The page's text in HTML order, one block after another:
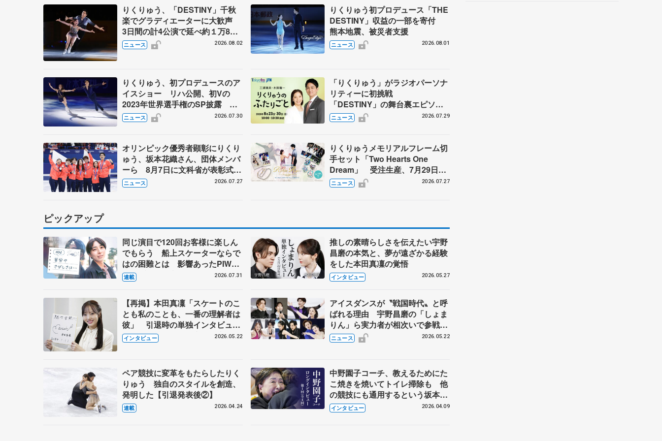
りくりゅう、「DESTINY」千秋
楽でグラディエーターに大歓声
3日間の計4公演で延べ約１万8千
人動員、三浦璃来さん感極まる
ニュース 2026.08.02
りくりゅう初プロデュース「THE
DESTINY」収益の一部を寄付
熊本地震、被災者支援
ニュース 2026.08.01
りくりゅう、初プロデュースのア
イスショー リハ公開、初Vの
2023年世界選手権のSP披露 ハ
ゼボロ、チョクベイら豪華メンバ
ーが来日
ニュース 2026.07.30
「りくりゅう」がラジオパーソナ
リティーに初挑戦
「DESTINY」の舞台裏エピソー
ドも
ニュース 2026.07.29
オリンピック優秀者顕彰にりくり
ゅう、坂本花織さん、団体メンバ
ーら 8月7日に文科省が表彰式、
ブルーノ・マルコット、中野園子
らコーチも
ニュース 2026.07.27
りくりゅうメモリアルフレーム切
手セット「Two Hearts One
Dream」 受注生産、7月29日受
け付け開始
ニュース 2026.07.27
ピックアップ
同じ演目で120回お客様に楽しん
でもらう 船上スケーターならで
はの困難とは 影響あったPIW前
キャプテン松永さんの存在
連載 2026.07.31
推しの素晴らしさを伝えたい宇野
昌磨の本気と、夢が遠ざかる経験
をした本田真凜の覚悟
インタビュー 2026.05.27
【再掲】本田真凜「スケートのこ
とも私のことも、一番の理解者は
彼」 引退時の単独インタビュー
で語った競技人生や家族、恋人、
これからの夢…
インタビュー 2026.05.22
アイスダンスが〝戦国時代〟と呼
ばれる理由 宇野昌磨の「しょま
りん」ら実力者が相次いで参戦
国内の競争激化
ニュース 2026.05.22
ペア競技に変革をもたらしたりく
りゅう 独自のスタイルを創造、
発明した【引退発表後②】
連載 2026.04.24
中野園子コーチ、教えるためにた
こ焼きを焼いてトイレ掃除も 他
の競技にも通用するという坂本花
織の筋肉
インタビュー 2026.04.09